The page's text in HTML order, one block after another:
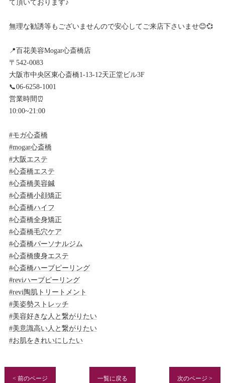
て頂いております♪
無理な勧誘等もございませんので安心してご来店下さいませ😊💞
📍百花美容Mogar心斎橋店
〒542-0083
大阪市中央区東心斎橋1-13-12天正堂ビル3F
📞06-6258-1001
営業時間⏰
10:00~21:00
#モガ心斎橋
#mogar心斎橋
#大阪エステ
#心斎橋エステ
#心斎橋美容鍼
#心斎橋小顔矯正
#心斎橋ハイフ
#心斎橋全身矯正
#心斎橋毛穴ケア
#心斎橋パーソナルジム
#心斎橋痩身エステ
#心斎橋ハーブピーリング
#reviハーブピーリング
#revi陶肌トリートメント
#美姿勢ストレッチ
#美容好きな人と繋がりたい
#美意識高い人と繋がりたい
#お肌をきれいにしたい
< 前のページ 一覧に戻る 次のページ >